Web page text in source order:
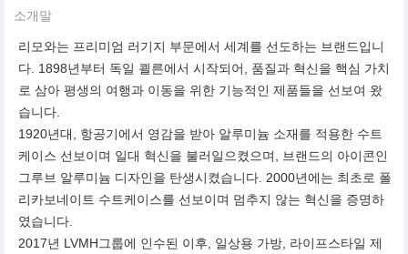
소개말
리모와는 프리미엄 러기지 부문에서 세계를 선도하는 브랜드입니
다. 1898년부터 독일 쾰른에서 시작되어, 품질과 혁신을 핵심 가치
로 삼아 평생의 여행과 이동을 위한 기능적인 제품들을 선보여 왔
습니다.
1920년대, 항공기에서 영감을 받아 알루미늄 소재를 적용한 수트
케이스 선보이며 일대 혁신을 불러일으켰으며, 브랜드의 아이콘인
그루브 알루미늄 디자인을 탄생시켰습니다. 2000년에는 최초로 폴
리카보네이트 수트케이스를 선보이며 멈추지 않는 혁신을 증명하
였습니다.
2017년 LVMH그룹에 인수된 이후, 일상용 가방, 라이프스타일 제